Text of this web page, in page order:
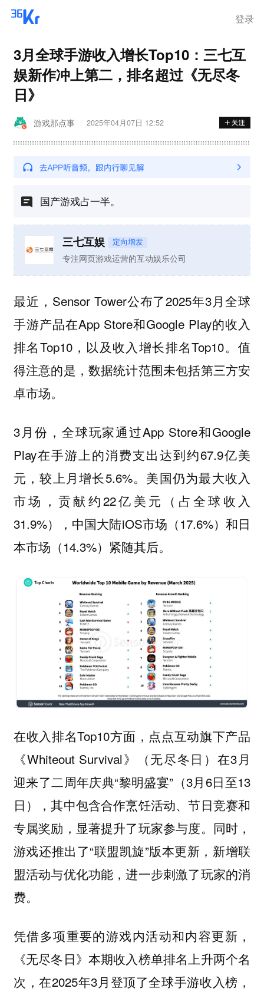
登录
3月全球手游收入增长Top10：三七互
娱新作冲上第二，排名超过《无尽冬
日》
游戏那点事 2025年04月07日 12:52
国产游戏占一半。
三七互娱 定向增发
专注网页游戏运营的互动娱乐公司
最近，Sensor Tower公布了2025年3月全球
手游产品在App Store和Google Play的收入
排名Top10，以及收入增长排名Top10。值
得注意的是，数据统计范围未包括第三方安
卓市场。
3月份，全球玩家通过App Store和Google
Play在手游上的消费支出达到约67.9亿美
元，较上月增长5.6%。美国仍为最大收入
市场，贡献约22亿美元（占全球收入
31.9%），中国大陆iOS市场（17.6%）和日
本市场（14.3%）紧随其后。
在收入排名Top10方面，点点互动旗下产品
《Whiteout Survival》（无尽冬日）在3月
迎来了二周年庆典“黎明盛宴”（3月6日至13
日），其中包含合作烹饪活动、节日竞赛和
专属奖励，显著提升了玩家参与度。同时，
游戏还推出了“联盟凯旋”版本更新，新增联
盟活动与优化功能，进一步刺激了玩家的消
费。
凭借多项重要的游戏内活动和内容更新，
《无尽冬日》本期收入榜单排名上升两个名
次，在2025年3月登顶了全球手游收入榜，